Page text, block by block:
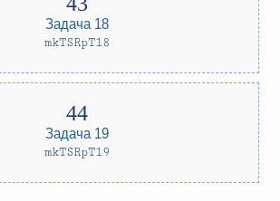
Задача 18
mkTSRpT18
Задача 19
mkTSRpT19